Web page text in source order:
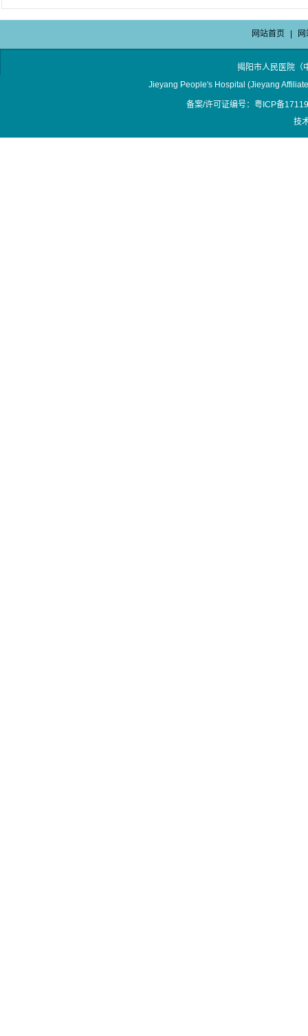
网站首页
揭阳市人民医院
Jieyang People's Hospital (Jieyang
备案/许可证编号：粤ICP备
技